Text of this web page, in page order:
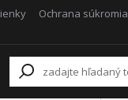
Ochrana súkromia